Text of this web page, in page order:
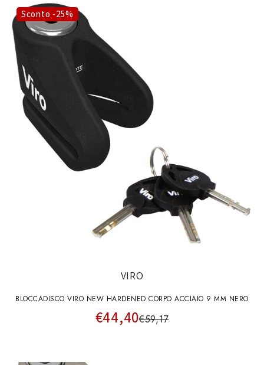
Sconto -25%
VIRO
BLOCCADISCO VIRO NEW HARDENED CORPO ACCIAIO 9 MM NERO
€44,40€59,17